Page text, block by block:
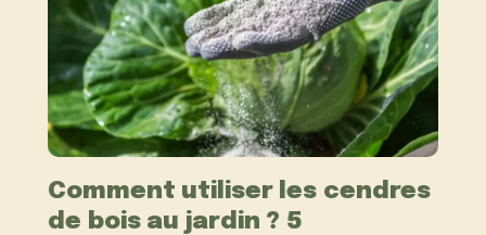
Comment utiliser les cendres
de bois au jardin ? 5